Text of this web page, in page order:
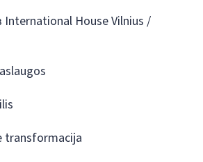
International House Vilnius /
transformacija